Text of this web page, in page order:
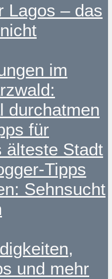
Lagos – das
im
durchatmen
für
älteste Stadt
Tipps
Sehnsucht
und mehr